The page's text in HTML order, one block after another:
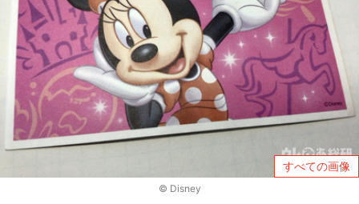
すべての画像
© Disney